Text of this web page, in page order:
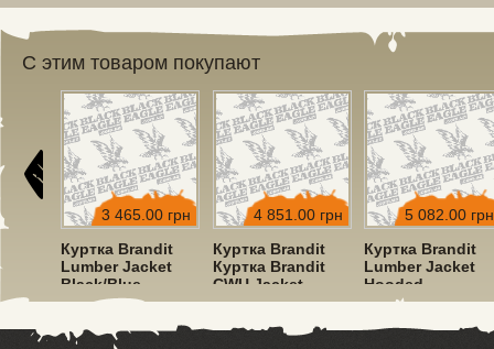
С этим товаром покупают
грн
3 465.00 грн
Куртка Brandit
Lumber Jacket
Black/Blue
4 851.00 грн
Куртка Brandit
Куртка Brandit
CWU Jacket
Hooded Olive
5 082.00 грн
Куртка Brandit
Lumber Jacket
Hooded
Red/Black